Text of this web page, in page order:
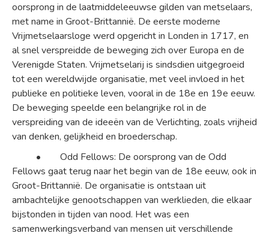
oorsprong in de laatmiddeleeuwse gilden van metselaars,
met name in Groot-Brittannië. De eerste moderne
Vrijmetselaarsloge werd opgericht in Londen in 1717, en
al snel verspreidde de beweging zich over Europa en de
Verenigde Staten. Vrijmetselarij is sindsdien uitgegroeid
tot een wereldwijde organisatie, met veel invloed in het
publieke en politieke leven, vooral in de 18e en 19e eeuw.
De beweging speelde een belangrijke rol in de
verspreiding van de ideeën van de Verlichting, zoals vrijheid
van denken, gelijkheid en broederschap.
• Odd Fellows: De oorsprong van de Odd
Fellows gaat terug naar het begin van de 18e eeuw, ook in
Groot-Brittannië. De organisatie is ontstaan uit
ambachtelijke genootschappen van werklieden, die elkaar
bijstonden in tijden van nood. Het was een
samenwerkingsverband van mensen uit verschillende